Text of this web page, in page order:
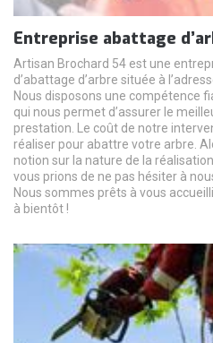
Entreprise abattage
Artisan Brochard 54 est une
d’abattage d’arbre située à
Nous disposons une compétence
qui nous permet d’assurer le
prestation. Le coût de notre
réaliser pour abattre votre arbre.
notion sur la nature de la
vous prions de ne pas hésiter à
Nous sommes prêts à vous
à bientôt !